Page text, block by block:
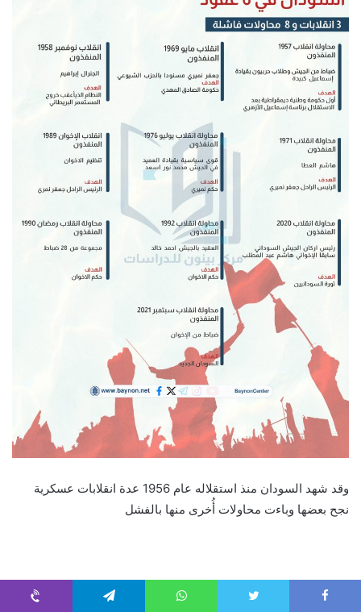
وقد شهد السودان منذ استقلاله عام 1956 عدة انقلابات عسكرية
نجح بعضها وباءت محاولات أُخرى منها بالفشل
فيما يلي أبرز الانقلابات ومحاولات الانقلاب العسكري في السودان :